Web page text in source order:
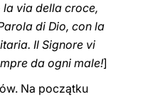
la via della croce,
di Dio, con la
Il Signore vi
benedica tutti e vi protegga ‎sempre da ogni male‎‎‎‏!]
Na początku